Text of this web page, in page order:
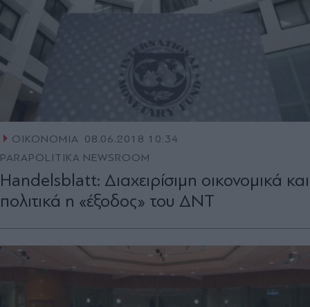
ΟΙΚΟΝΟΜΙΑ 08.06.2018 10:34
PARAPOLITIKA NEWSROOM
Handelsblatt: Διαχειρίσιμη οικονομικά και
πολιτικά η «έξοδος» του ΔΝΤ